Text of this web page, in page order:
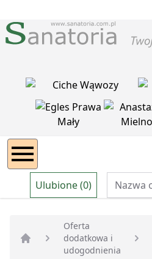
Ulubione (0)
Strona główna
Oferta
dodatkowa i
udogodnienia